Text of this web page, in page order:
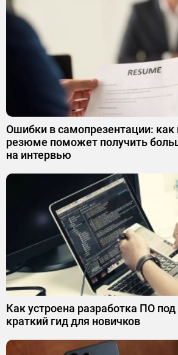
Ошибки в самопрезентации: как
резюме поможет получить
на интервью
Как устроена разработка ПО
краткий гид для новичков